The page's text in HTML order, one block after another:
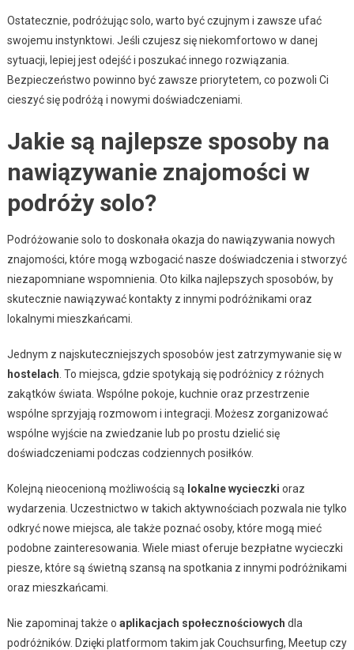
Ostatecznie, podróżując solo, warto być czujnym i zawsze ufać
swojemu instynktowi. Jeśli czujesz się niekomfortowo w danej
sytuacji, lepiej jest odejść i poszukać innego rozwiązania.
Bezpieczeństwo powinno być zawsze priorytetem, co pozwoli Ci
cieszyć się podróżą i nowymi doświadczeniami.
Jakie są najlepsze sposoby na
nawiązywanie znajomości w
podróży solo?
Podróżowanie solo to doskonała okazja do nawiązywania nowych
znajomości, które mogą wzbogacić nasze doświadczenia i stworzyć
niezapomniane wspomnienia. Oto kilka najlepszych sposobów, by
skutecznie nawiązywać kontakty z innymi podróżnikami oraz
lokalnymi mieszkańcami.
Jednym z najskuteczniejszych sposobów jest zatrzymywanie się w
hostelach . To miejsca, gdzie spotykają się podróżnicy z różnych
zakątków świata. Wspólne pokoje, kuchnie oraz przestrzenie
wspólne sprzyjają rozmowom i integracji. Możesz zorganizować
wspólne wyjście na zwiedzanie lub po prostu dzielić się
doświadczeniami podczas codziennych posiłków.
Kolejną nieocenioną możliwością są lokalne wycieczki oraz
wydarzenia. Uczestnictwo w takich aktywnościach pozwala nie tylko
odkryć nowe miejsca, ale także poznać osoby, które mogą mieć
podobne zainteresowania. Wiele miast oferuje bezpłatne wycieczki
piesze, które są świetną szansą na spotkania z innymi podróżnikami
oraz mieszkańcami.
Nie zapominaj także o aplikacjach społecznościowych dla
podróżników. Dzięki platformom takim jak Couchsurfing, Meetup czy